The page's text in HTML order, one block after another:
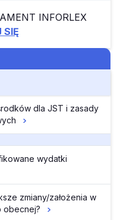
INFORLEX
SIĘ
dla JST i zasady
wydatki
zmiany/założenia w
obecnej?